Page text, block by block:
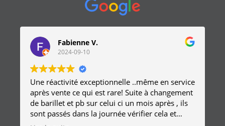
Fabienne V.
2024-09-10
Une réactivité exceptionnelle ..même en service
après vente ce qui est rare! Suite à changement
de barillet et pb sur celui ci un mois après , ils
sont passés dans la journée vérifier cela et
remplacer la serrure sans frais